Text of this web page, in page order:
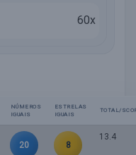
60x
NÚMEROS
IGUAIS
ESTRELAS
IGUAIS
TOTAL/
20
8
13.4